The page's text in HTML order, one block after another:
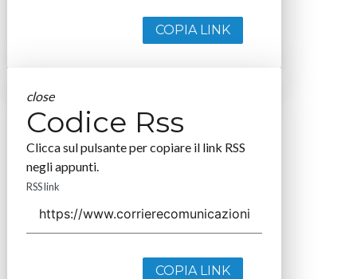
COPIA LINK
close
Codice Rss
Clicca sul pulsante per copiare il link RSS
negli appunti.
RSS link
COPIA LINK